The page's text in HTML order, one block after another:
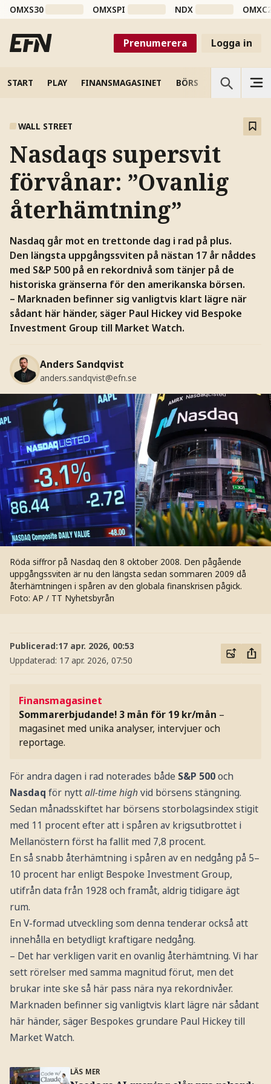
OMXS30 OMXSPI NDX
Prenumerera Logga in
START PLAY FINANSMAGASINET BÖRS VETENSKAP
WALL STREET
Nasdaqs supersvit
förvånar: ”Ovanlig
återhämtning”
Nasdaq går mot en trettonde dag i rad på plus.
Den längsta uppgångssviten på nästan 17 år nåddes
med S&P 500 på en rekordnivå som tänjer på de
historiska gränserna för den amerikanska börsen.
– Marknaden befinner sig vanligtvis klart lägre när
sådant här händer, säger Paul Hickey vid Bespoke
Investment Group till Market Watch.
Anders Sandqvist
anders.sandqvist@efn.se
Röda siffror på Nasdaq den 8 oktober 2008. Den pågående
uppgångssviten är nu den längsta sedan sommaren 2009 då
återhämtningen i spåren av den globala finanskrisen pågick.
Foto: AP / TT Nyhetsbyrån
Publicerad:17 apr. 2026, 00:53
Uppdaterad: 17 apr. 2026, 07:50
Finansmagasinet
Sommarerbjudande! 3 mån för 19 kr/mån –
magasinet med unika analyser, intervjuer och
reportage.
För andra dagen i rad noterades både S&P 500och
Nasdaq för nyttall-time high vid börsens stängning.
Sedan månadsskiftet har börsens storbolagsindex stigit
med 11 procent efter att i spåren av krigsutbrottet i
Mellanöstern först ha fallit med 7,8 procent.
En så snabb återhämtning i spåren av en nedgång på 5–
10 procent har enligt Bespoke Investment Group,
utifrån data från 1928 och framåt, aldrig tidigare ägt
rum.
En V-formad utveckling som denna tenderar också att
innehålla en betydligt kraftigare nedgång.
– Det har verkligen varit en ovanlig återhämtning. Vi har
sett rörelser med samma magnitud förut, men det
brukar inte ske så här pass nära nya rekordnivåer.
Marknaden befinner sig vanligtvis klart lägre när sådant
här händer, säger Bespokes grundare Paul Hickey till
Market Watch.
LÄS MER